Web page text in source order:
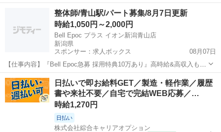
要／自宅で完結WEB応募／新潟市中央区周辺 【コメント】 製造のお
仕事をお探しにおススメ♪ 「未経験でも出来る仕事ないかな・・・」
「新しい環境でお仕事始...
その他
整体師/青山駅/パート募集/8月7日更新
時給1,050円～2,000円
Bell Epoc プラス イオン新潟青山店
新潟県
スポンサー：求人ボックス
08月07日
【仕事内容】『Bell Epoc急募 採用特典10万あり』高時給&高収入も叶
う <募集職種> 整体師 <仕事内容> リラクゼーションセラピストとして
『癒されたい』『元気になりたい』『健康になりたい』などの悩みを
施術でサポートする...
アルバイト・パート
日払いで即お給料GET／製造・軽作業／履歴
書や来社不要／自宅で完結WEB応募／…
時給1,270円
日払い
株式会社綜合キャリアオプション